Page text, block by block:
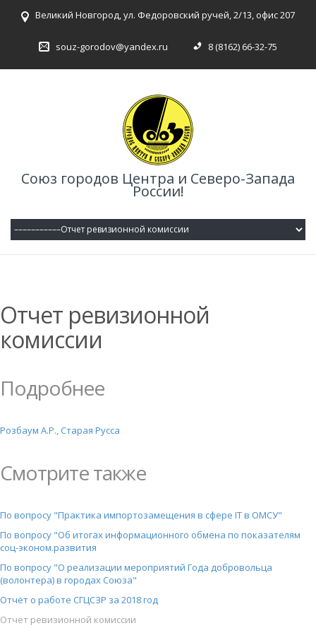
Великий Новгород, ул. Федоровский ручей, 2/13, офис 207
souz-gorodov@yandex.ru 8 (8162) 66-32-75
Союз городов Центра и Северо-Запада
России!
Отчет ревизионной
комиссии
Подробнее
Розбаум А.Р., Старая Русса
Смотрите также
По вопросу "Практика импортозамещения в сфере IT в ОМСУ"
По вопросу "Об итогах информационного обмена по показателям
соц-эконом.развития
По вопросу "О реализации мероприятий Года добровольца
(волонтера) в городах Союза"
Отчёт о работе СГЦСЗР за 2018 год
Отчет ревизионной комиссии